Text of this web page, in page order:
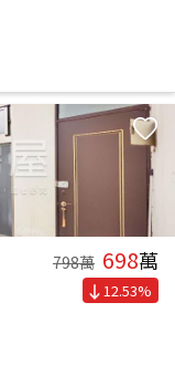
798萬 698萬
12.53%